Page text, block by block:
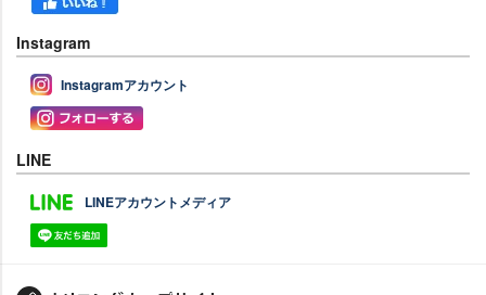
Instagram
Instagramアカウント
LINE
LINEアカウントメディア